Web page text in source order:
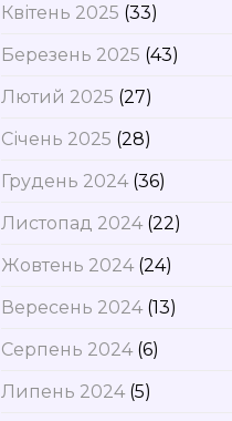
Квітень 2025 (33)
Березень 2025 (43)
Лютий 2025 (27)
Січень 2025 (28)
Грудень 2024(36)
Листопад 2024(22)
Жовтень 2024(24)
Вересень 2024(13)
Серпень 2024(6)
Липень 2024(5)